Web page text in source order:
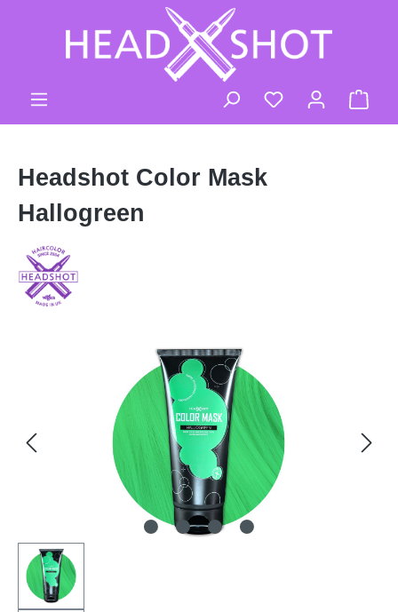
Zum Hauptinhalt springen
Headshot Color Mask
Hallogreen
Bildergalerie überspringen